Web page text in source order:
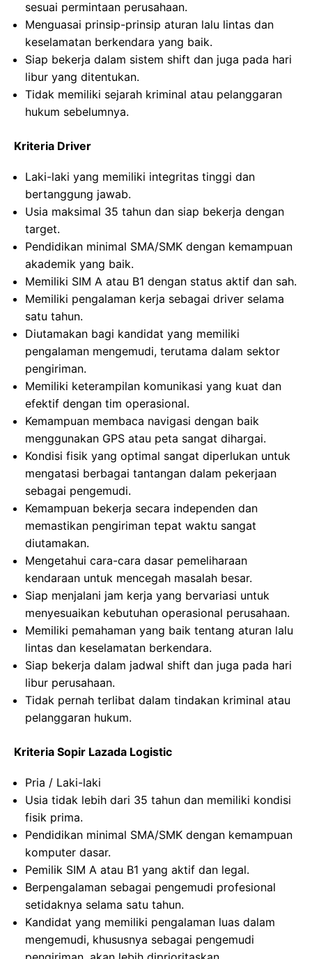
sesuai permintaan perusahaan.
Menguasai prinsip-prinsip aturan lalu lintas dan
keselamatan berkendara yang baik.
Siap bekerja dalam sistem shift dan juga pada hari
libur yang ditentukan.
Tidak memiliki sejarah kriminal atau pelanggaran
hukum sebelumnya.
Kriteria Driver
Laki-laki yang memiliki integritas tinggi dan
bertanggung jawab.
Usia maksimal 35 tahun dan siap bekerja dengan
target.
Pendidikan minimal SMA/SMK dengan kemampuan
akademik yang baik.
Memiliki SIM A atau B1 dengan status aktif dan sah.
Memiliki pengalaman kerja sebagai driver selama
satu tahun.
Diutamakan bagi kandidat yang memiliki
pengalaman mengemudi, terutama dalam sektor
pengiriman.
Memiliki keterampilan komunikasi yang kuat dan
efektif dengan tim operasional.
Kemampuan membaca navigasi dengan baik
menggunakan GPS atau peta sangat dihargai.
Kondisi fisik yang optimal sangat diperlukan untuk
mengatasi berbagai tantangan dalam pekerjaan
sebagai pengemudi.
Kemampuan bekerja secara independen dan
memastikan pengiriman tepat waktu sangat
diutamakan.
Mengetahui cara-cara dasar pemeliharaan
kendaraan untuk mencegah masalah besar.
Siap menjalani jam kerja yang bervariasi untuk
menyesuaikan kebutuhan operasional perusahaan.
Memiliki pemahaman yang baik tentang aturan lalu
lintas dan keselamatan berkendara.
Siap bekerja dalam jadwal shift dan juga pada hari
libur perusahaan.
Tidak pernah terlibat dalam tindakan kriminal atau
pelanggaran hukum.
Kriteria Sopir Lazada Logistic
Pria / Laki-laki
Usia tidak lebih dari 35 tahun dan memiliki kondisi
fisik prima.
Pendidikan minimal SMA/SMK dengan kemampuan
komputer dasar.
Pemilik SIM A atau B1 yang aktif dan legal.
Berpengalaman sebagai pengemudi profesional
setidaknya selama satu tahun.
Kandidat yang memiliki pengalaman luas dalam
mengemudi, khususnya sebagai pengemudi